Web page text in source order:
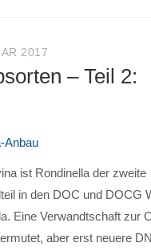
2017
– Teil 2:
ist Rondinella der zweite
in den DOC und DOCG
Eine Verwandtschaft zur
aber erst neuere